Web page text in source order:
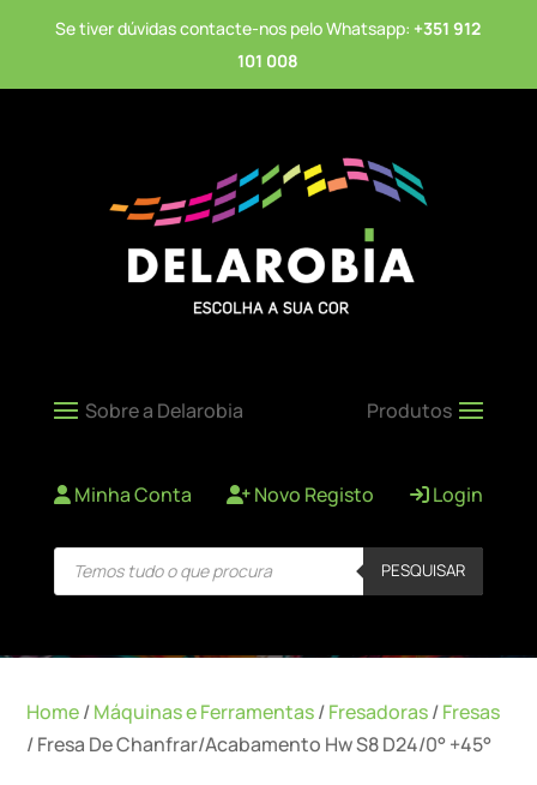
Se tiver dúvidas contacte-nos pelo Whatsapp: +351 912
101 008
Minha Conta Novo Registo Login
Products
search PESQUISAR
Home/Máquinas e Ferramentas/Fresadoras/Fresas
/ Fresa De Chanfrar/Acabamento Hw S8 D24/0° +45°